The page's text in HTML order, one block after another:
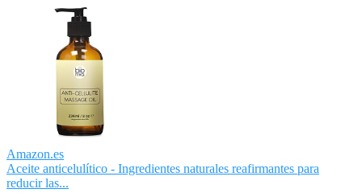
Amazon.es
Aceite anticelulítico - Ingredientes naturales reafirmantes para
reducir las...